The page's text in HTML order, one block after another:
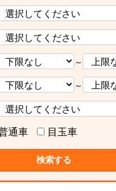
～
～
通車 目玉車